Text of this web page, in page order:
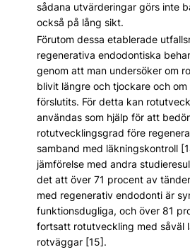
sådana utvärderingar görs inte
också på lång sikt.
Förutom dessa etablerade
regenerativa endodontiska
genom att man undersöker om
blivit längre och tjockare och
förslutits. För detta kan
användas som hjälp för att
rotutvecklingsgrad före
samband med läkningskontroll
jämförelse med andra
det att över 71 procent av
med regenerativ endodonti är
funktionsdugliga, och över 81
fortsatt rotutveckling med såväl
rotväggar [15].